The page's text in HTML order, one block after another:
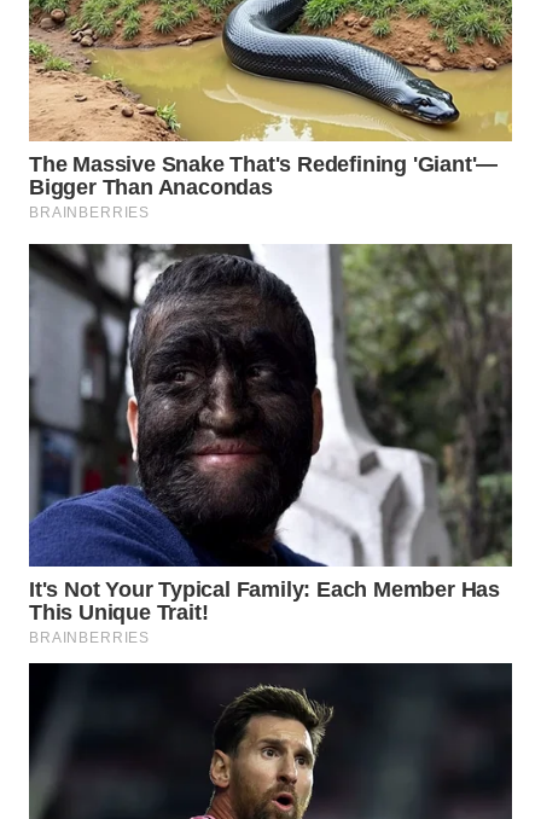
WN
MADURA
WN
SURABAYA
WN
NATUNA
WN
BINTAN
WN
MANDALIKA
WN
LIKUPANG
WN
LABUANBAJO
WN
BORNEO
Group